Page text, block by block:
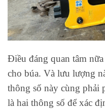
Điều đáng quan tâm
cho búa. Và lưu lượng
thông số này cùng
là hai thông số để xác